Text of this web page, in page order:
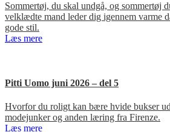
Sommertøj, du skal undgå, og sommertøj
velklædte mand leder dig igennem varme
gode stil.
Læs mere
Pitti Uomo juni 2026 – del 5
Hvorfor du roligt kan bære hvide bukser
modejunker og anden læring fra Firenze.
Læs mere